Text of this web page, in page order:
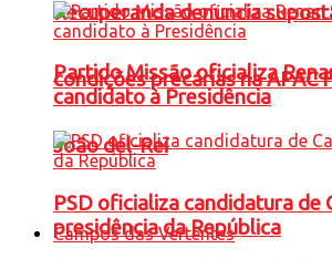
Recuperanda denuncia
condições precárias na APAC
João del-Rei
Campos das Vertentes
Partido Missão oficializa
candidato à Presidência
PSD oficializa candidatura de
presidência da República